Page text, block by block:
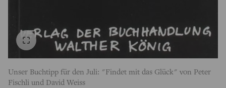
Unser Buchtipp für den Juli: "Findet mit das Glück" von Peter
Fischli und David Weiss